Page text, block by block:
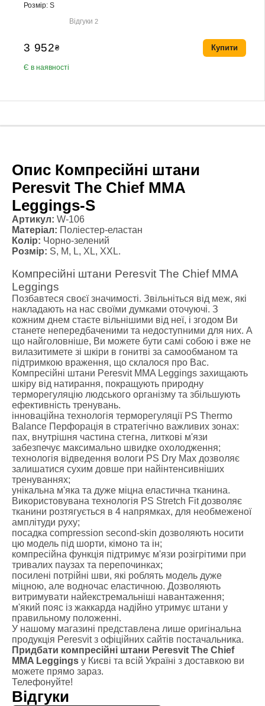
Розмір: S
Відгуки2
3 952₴
Є в наявності
Купити
Опис Компресійні штани
Peresvit The Chief MMA
Leggings-S
Артикул: W-106
Матеріал: Поліестер-еластан
Колір: Чорно-зелений
Розмір: S, M, L, XL, XXL.
Компресійні штани Peresvit The Chief MMA
Leggings
Позбавтеся своєї значимості. Звільніться від меж, які
накладають на нас своїми думками оточуючі. З
кожним днем стаєте вільнішими від неї, і згодом Ви
станете непередбаченими та недоступними для них. А
що найголовніше, Ви можете бути самі собою і вже не
вилазитимете зі шкіри в гонитві за самообманом та
підтримкою враження, що склалося про Вас.
Компресійні штани Peresvit MMA Leggings захищають
шкіру від натирання, покращують природну
терморегуляцію людського організму та збільшують
ефективність тренувань.
інноваційна технологія терморегуляції PS Thermo
Balance Перфорація в стратегічно важливих зонах:
пах, внутрішня частина стегна, литкові м'язи
забезпечує максимально швидке охолодження;
технологія відведення вологи PS Dry Max дозволяє
залишатися сухим довше при найінтенсивніших
тренуваннях;
унікальна м'яка та дуже міцна еластична тканина.
Використовувана технологія PS Stretch Fit дозволяє
тканини розтягується в 4 напрямках, для необмеженої
амплітуди руху;
посадка compression second-skin дозволяють носити
цю модель під шорти, кімоно та ін;
компресійна функція підтримує м'язи розігрітими при
тривалих паузах та перепочинках;
посилені потрійні шви, які роблять модель дуже
міцною, але водночас еластичною. Дозволяють
витримувати найекстремальніші навантаження;
м'який пояс із жаккарда надійно утримує штани у
правильному положенні.
У нашому магазині представлена лише оригінальна
продукція Peresvit з офіційних сайтів постачальника.
Придбати компресійні штани Peresvit The Chief
MMA Leggings у Києві та всій Україні з доставкою ви
можете прямо зараз.
Телефонуйте!
Відгуки